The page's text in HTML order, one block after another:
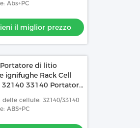
Abs+PC
il miglior prezzo
di litio
ignifughe Rack Cell
32140 33140 Portatore
delle cellule: 32140/33140
ABS+PC